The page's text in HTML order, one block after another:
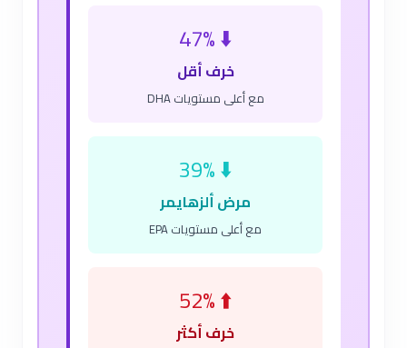
⬇️ 47%
خرف أقل
مع أعلى مستويات DHA
⬇️ 39%
مرض ألزهايمر
مع أعلى مستويات EPA
⬆️ 52%
خرف أكثر